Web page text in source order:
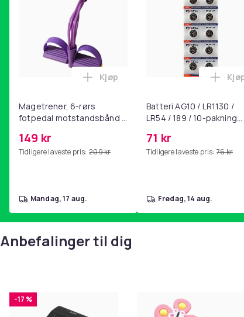
Magetrener, 6-rørs
fotpedal motstandsbånd -
yoga og
hjemmegymnastikk Purple
149 kr
Tidligere laveste pris: 209 kr
Legg Magetrener, 6-rørs fotpedal
Kjøp
mandag, 17 aug.
Batteri AG10 / LR1130 /
LR54 / 189 / 10-pakning
71 kr
Tidligere laveste pris: 76 kr
fredag, 14 aug.
Anbefalinger til dig
-17 %